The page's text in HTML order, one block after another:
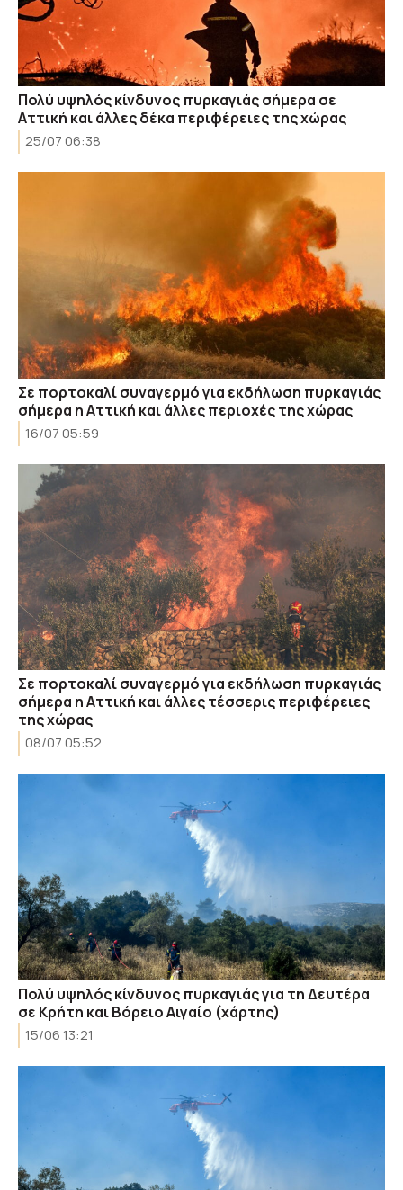
Πολύ υψηλός κίνδυνος πυρκαγιάς σήμερα σε
Αττική και άλλες δέκα περιφέρειες της χώρας
25/07 06:38
Σε πορτοκαλί συναγερμό για εκδήλωση πυρκαγιάς
σήμερα η Αττική και άλλες περιοχές της χώρας
16/07 05:59
Σε πορτοκαλί συναγερμό για εκδήλωση πυρκαγιάς
σήμερα η Αττική και άλλες τέσσερις περιφέρειες
της χώρας
08/07 05:52
Πολύ υψηλός κίνδυνος πυρκαγιάς για τη Δευτέρα
σε Κρήτη και Βόρειο Αιγαίο (χάρτης)
15/06 13:21